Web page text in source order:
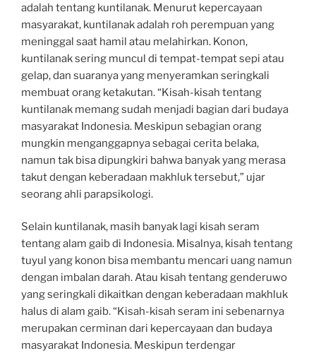
adalah tentang kuntilanak. Menurut kepercayaan
masyarakat, kuntilanak adalah roh perempuan yang
meninggal saat hamil atau melahirkan. Konon,
kuntilanak sering muncul di tempat-tempat sepi atau
gelap, dan suaranya yang menyeramkan seringkali
membuat orang ketakutan. “Kisah-kisah tentang
kuntilanak memang sudah menjadi bagian dari budaya
masyarakat Indonesia. Meskipun sebagian orang
mungkin menganggapnya sebagai cerita belaka,
namun tak bisa dipungkiri bahwa banyak yang merasa
takut dengan keberadaan makhluk tersebut,” ujar
seorang ahli parapsikologi.
Selain kuntilanak, masih banyak lagi kisah seram
tentang alam gaib di Indonesia. Misalnya, kisah tentang
tuyul yang konon bisa membantu mencari uang namun
dengan imbalan darah. Atau kisah tentang genderuwo
yang seringkali dikaitkan dengan keberadaan makhluk
halus di alam gaib. “Kisah-kisah seram ini sebenarnya
merupakan cerminan dari kepercayaan dan budaya
masyarakat Indonesia. Meskipun terdengar